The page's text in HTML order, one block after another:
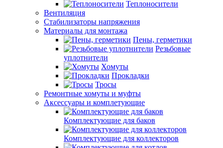
Теплоносители
Вентиляция
Стабилизаторы напряжения
Материалы для монтажа
Пены, герметики
Резьбовые
уплотнители
Хомуты
Прокладки
Тросы
Ремонтные хомуты и муфты
Аксессуары и комплетующие
Комплектующие для баков
Комплектующие для коллекторов